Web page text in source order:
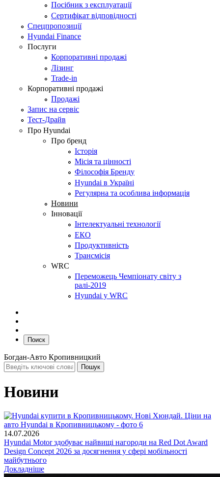
Посібник з експлуатації
Сертифікат відповідності
Спецпропозиції
Hyundai Finance
Послуги
Корпоративні продажі
Лізинг
Trade-in
Корпоративні продажі
Продажі
Запис на сервіс
Тест-Драйв
Про Hyundai
Про бренд
Історія
Місія та цінності
Філософія Бренду
Hyundai в Україні
Регулярна та особлива інформація
Новини
Інновації
Інтелектуальні технології
ЕКО
Продуктивність
Трансмісія
WRC
Переможець Чемпіонату світу з
ралі-2019
Hyundai у WRC
Поиск
Богдан-Авто Кропивницкий
Новини
14.07.2026
Hyundai Motor здобуває найвищі нагороди на Red Dot Award
Design Concept 2026 за досягнення у сфері мобільності
майбутнього
Докладніше